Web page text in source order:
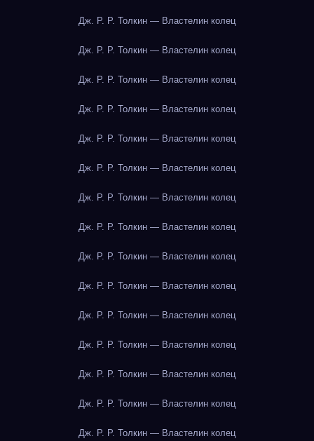
Дж. Р. Р. Толкин — Властелин колец
Дж. Р. Р. Толкин — Властелин колец
Дж. Р. Р. Толкин — Властелин колец
Дж. Р. Р. Толкин — Властелин колец
Дж. Р. Р. Толкин — Властелин колец
Дж. Р. Р. Толкин — Властелин колец
Дж. Р. Р. Толкин — Властелин колец
Дж. Р. Р. Толкин — Властелин колец
Дж. Р. Р. Толкин — Властелин колец
Дж. Р. Р. Толкин — Властелин колец
Дж. Р. Р. Толкин — Властелин колец
Дж. Р. Р. Толкин — Властелин колец
Дж. Р. Р. Толкин — Властелин колец
Дж. Р. Р. Толкин — Властелин колец
Дж. Р. Р. Толкин — Властелин колец